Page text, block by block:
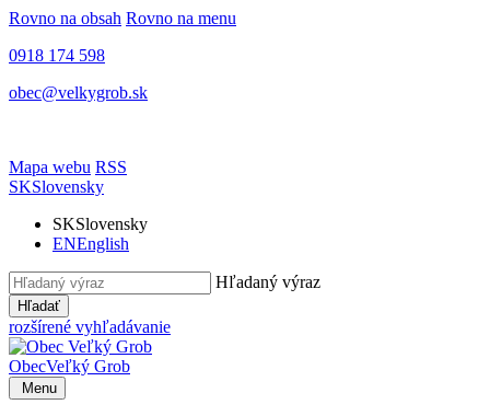
Rovno na obsah Rovno na menu
0918 174 598
obec@velkygrob.sk
Mapa webu RSS
SKSlovensky
SKSlovensky
ENEnglish
Hľadaný výraz
Hľadať
rozšírené vyhľadávanie
ObecVeľký Grob
Menu